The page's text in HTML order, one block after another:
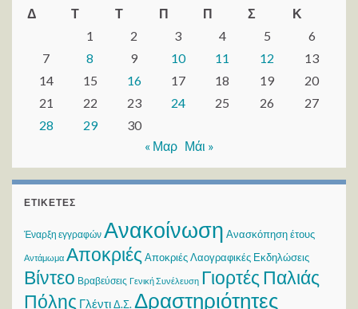
Δ
Τ Τ Π Π Σ
Κ
1
2 3 4 5
6
7
8 9 10 11 12
13
14
15 16 17 18 19
20
21
22 23 24 25 26
27
28
29
30
« Μαρ Μάι »
ΕΤΙΚΈΤΕΣ
Έναρξη εγγραφών Ανακοίνωση Ανασκόπηση έτους
Αντάμωμα Αποκριές Αποκριές Λαογραφικές Εκδηλώσεις
Βίντεο Βραβεύσεις Γενική Συνέλευση Γιορτές Παλιάς
Πόλης ΓλέντιΔ.Σ. Δραστηριότητες